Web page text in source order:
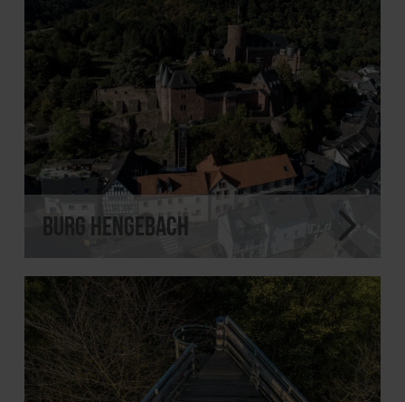
Burg Hengebach